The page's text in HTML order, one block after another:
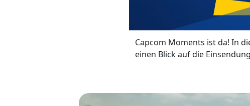
Capcom Moments ist da! In
einen Blick auf die